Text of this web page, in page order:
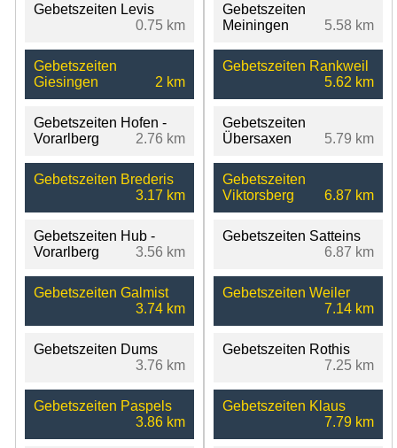
Gebetszeiten Levis
0.75 km
Gebetszeiten
Giesingen
2 km
Gebetszeiten Hofen -
Vorarlberg
2.76 km
Gebetszeiten Brederis
3.17 km
Gebetszeiten Hub -
Vorarlberg
3.56 km
Gebetszeiten Galmist
3.74 km
Gebetszeiten Dums
3.76 km
Gebetszeiten Paspels
3.86 km
Gebetszeiten
Meiningen
5.58 km
Gebetszeiten Rankweil
5.62 km
Gebetszeiten
Übersaxen
5.79 km
Gebetszeiten
Viktorsberg
6.87 km
Gebetszeiten Satteins
6.87 km
Gebetszeiten Weiler
7.14 km
Gebetszeiten Rothis
7.25 km
Gebetszeiten Klaus
7.79 km